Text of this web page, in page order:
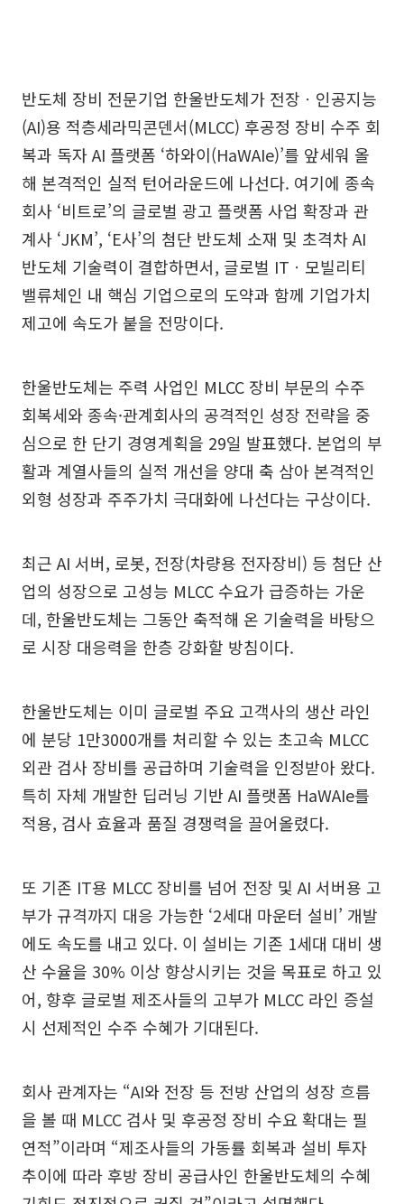
반도체 장비 전문기업 한울반도체가 전장ㆍ인공지능
(AI)용 적층세라믹콘덴서(MLCC) 후공정 장비 수주 회
복과 독자 AI 플랫폼 ‘하와이(HaWAIe)’를 앞세워 올
해 본격적인 실적 턴어라운드에 나선다. 여기에 종속
회사 ‘비트로’의 글로벌 광고 플랫폼 사업 확장과 관
계사 ‘JKM’, ‘E사’의 첨단 반도체 소재 및 초격차 AI
반도체 기술력이 결합하면서, 글로벌 ITㆍ모빌리티
밸류체인 내 핵심 기업으로의 도약과 함께 기업가치
제고에 속도가 붙을 전망이다.
한울반도체는 주력 사업인 MLCC 장비 부문의 수주
회복세와 종속·관계회사의 공격적인 성장 전략을 중
심으로 한 단기 경영계획을 29일 발표했다. 본업의 부
활과 계열사들의 실적 개선을 양대 축 삼아 본격적인
외형 성장과 주주가치 극대화에 나선다는 구상이다.
최근 AI 서버, 로봇, 전장(차량용 전자장비) 등 첨단 산
업의 성장으로 고성능 MLCC 수요가 급증하는 가운
데, 한울반도체는 그동안 축적해 온 기술력을 바탕으
로 시장 대응력을 한층 강화할 방침이다.
한울반도체는 이미 글로벌 주요 고객사의 생산 라인
에 분당 1만3000개를 처리할 수 있는 초고속 MLCC
외관 검사 장비를 공급하며 기술력을 인정받아 왔다.
특히 자체 개발한 딥러닝 기반 AI 플랫폼 HaWAIe를
적용, 검사 효율과 품질 경쟁력을 끌어올렸다.
또 기존 IT용 MLCC 장비를 넘어 전장 및 AI 서버용 고
부가 규격까지 대응 가능한 ‘2세대 마운터 설비’ 개발
에도 속도를 내고 있다. 이 설비는 기존 1세대 대비 생
산 수율을 30% 이상 향상시키는 것을 목표로 하고 있
어, 향후 글로벌 제조사들의 고부가 MLCC 라인 증설
시 선제적인 수주 수혜가 기대된다.
회사 관계자는 “AI와 전장 등 전방 산업의 성장 흐름
을 볼 때 MLCC 검사 및 후공정 장비 수요 확대는 필
연적”이라며 “제조사들의 가동률 회복과 설비 투자
추이에 따라 후방 장비 공급사인 한울반도체의 수혜